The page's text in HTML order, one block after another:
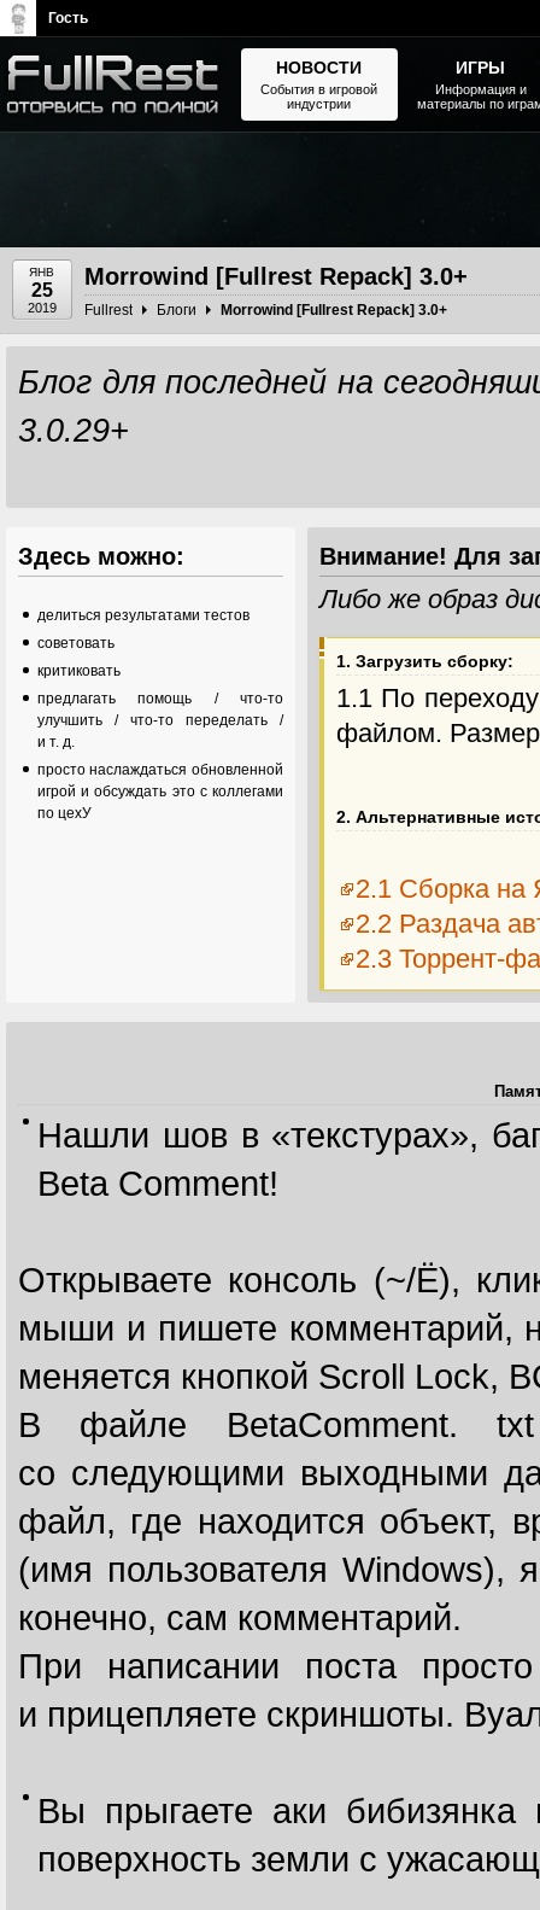
ЯНВ
25
2019
Morrowind [Fullrest Repack] 3.0+
Fullrest Блоги Morrowind [Fullrest Repack] 3.0+
Блог для последней на
3.0.29+
Здесь можно:
делиться результатами тестов
советовать
критиковать
предлагать помощь / что-то
улучшить / что-то переделать /
и т. д.
просто наслаждаться обновленной
игрой и обсуждать это с коллегами
по цехУ
Внимание! Для
Либо же образ
1. Загрузить сборку:
1.1 По
файлом. Размер
2. Альтернативные
2.1 Сборка на
2.2 Раздача
2.3 Торрент-
Нашли шов в «текстурах»,
Beta Comment!
Открываете консоль (~/Ё),
мыши и пишете комментарий,
меняется кнопкой Scroll Lock,
В файле BetaComment.
со следующими выходными
файл, где находится объект,
(имя пользователя Windows),
конечно, сам комментарий.
При написании поста
и прицепляете скриншоты.
Вы прыгаете аки
поверхность земли с
НОВОСТИ
События в игровой
индустрии
ИГРЫ
Информация и
материалы по
Гость